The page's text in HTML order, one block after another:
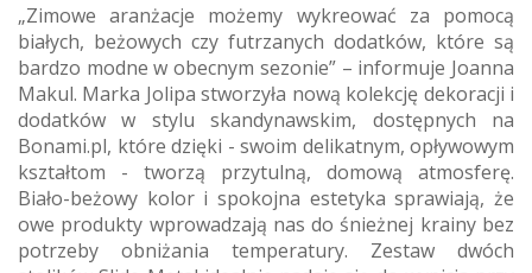
„Zimowe aranżacje możemy wykreować za pomocą
białych, beżowych czy futrzanych dodatków, które są
bardzo modne w obecnym sezonie” – informuje Joanna
Makul. Marka Jolipa stworzyła nową kolekcję dekoracji i
dodatków w stylu skandynawskim, dostępnych na
Bonami.pl, które dzięki - swoim delikatnym, opływowym
kształtom - tworzą przytulną, domową atmosferę.
Biało-beżowy kolor i spokojna estetyka sprawiają, że
owe produkty wprowadzają nas do śnieżnej krainy bez
potrzeby obniżania temperatury. Zestaw dwóch